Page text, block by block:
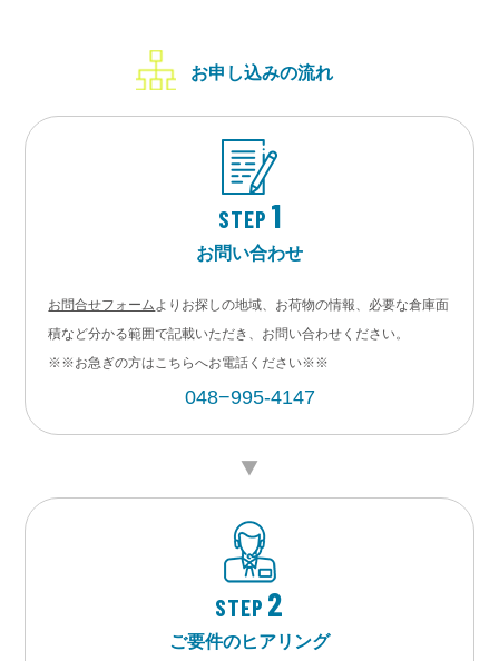
お申し込みの流れ
STEP 1
お問い合わせ
お問合せフォームよりお探しの地域、お荷物の情報、必要な倉庫面
積など分かる範囲で記載いただき、お問い合わせください。
※※お急ぎの方はこちらへお電話ください※※
048−995-4147
STEP 2
ご要件のヒアリング